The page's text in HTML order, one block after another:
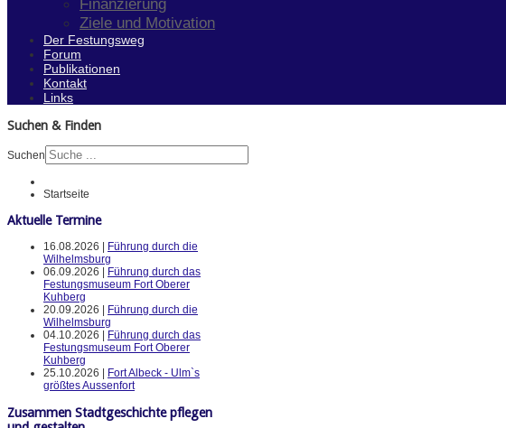
Finanzierung
Ziele und Motivation
Der Festungsweg
Forum
Publikationen
Kontakt
Links
Suchen & Finden
Suchen
Startseite
Aktuelle Termine
16.08.2026 |
Führung durch die
Wilhelmsburg
06.09.2026 |
Führung durch das
Festungsmuseum Fort Oberer
Kuhberg
20.09.2026 |
Führung durch die
Wilhelmsburg
04.10.2026 |
Führung durch das
Festungsmuseum Fort Oberer
Kuhberg
25.10.2026 |
Fort Albeck - Ulm`s
größtes Aussenfort
Zusammen Stadtgeschichte pflegen